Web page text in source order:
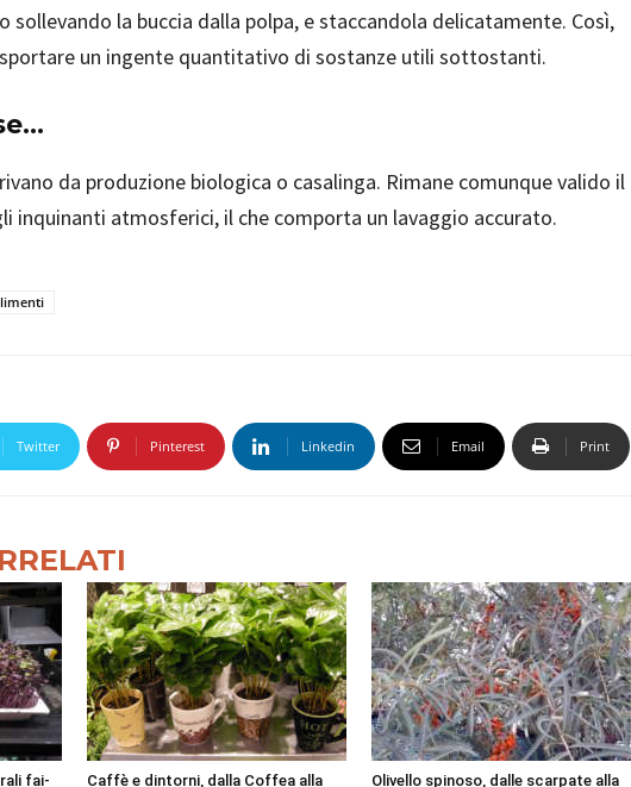
sollevando la buccia dalla polpa, e staccandola delicatamente. Così,
un ingente quantitativo di sostanze utili sottostanti.
da produzione biologica o casalinga. Rimane comunque valido il
inquinanti atmosferici, il che comporta un lavaggio accurato.
Twitter Pinterest Linkedin Email Print
fai- Caffè e dintorni, dalla Coffea alla Olivello spinoso, dalle scarpate alla